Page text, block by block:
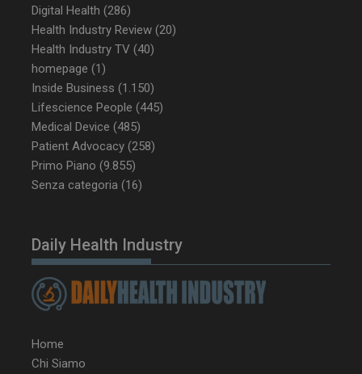
Digital Health (286)
Health Industry Review (20)
Health Industry TV (40)
homepage (1)
Inside Business (1.150)
Lifescience People (445)
Medical Device (485)
Patient Advocacy (258)
Primo Piano (9.855)
Senza categoria (16)
Daily Health Industry
Home
Chi Siamo
_ga_Z2VT792F98
tracking-sites-
ironfish-tracking-
enable
CookieScriptConsent
CookieScript
www.dailyhealthindustry.it
settimane